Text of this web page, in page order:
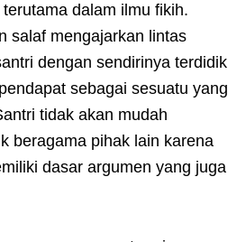
dalam ilmu fikih.
salaf mengajarkan lintas
dengan sendirinya terdidik
sebagai sesuatu yang
tidak akan mudah
beragama pihak lain karena
dasar argumen yang juga